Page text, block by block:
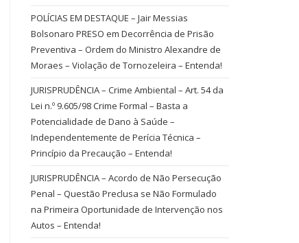
POLÍCIAS EM DESTAQUE – Jair Messias
Bolsonaro PRESO em Decorrência de Prisão
Preventiva – Ordem do Ministro Alexandre de
Moraes – Violação de Tornozeleira – Entenda!
JURISPRUDÊNCIA – Crime Ambiental – Art. 54 da
Lei n.º 9.605/98 Crime Formal – Basta a
Potencialidade de Dano à Saúde –
Independentemente de Perícia Técnica –
Princípio da Precaução – Entenda!
JURISPRUDÊNCIA – Acordo de Não Persecução
Penal – Questão Preclusa se Não Formulado
na Primeira Oportunidade de Intervenção nos
Autos – Entenda!